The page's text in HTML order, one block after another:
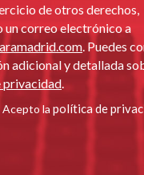
de otros derechos,
un correo electrónico a
. Puedes
adicional y detallada
privacidad
Acepto la política de